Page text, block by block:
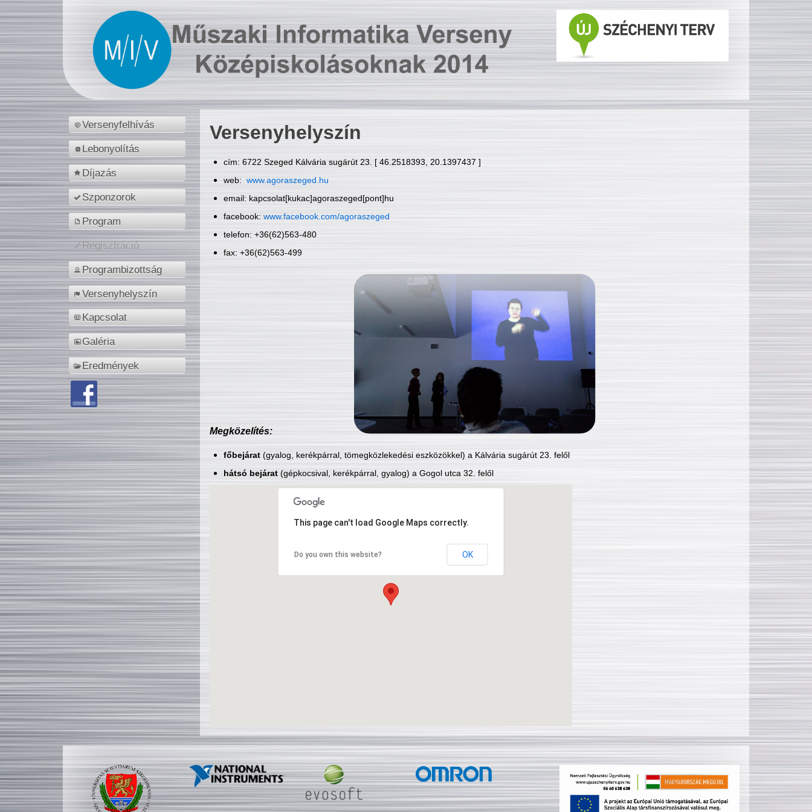
Versenyfelhívás
Lebonyolítás
Díjazás
Szponzorok
Program
Regisztráció
Programbizottság
Versenyhelyszín
Kapcsolat
Galéria
Eredmények
Versenyhelyszín
cím: 6722 Szeged Kálvária sugárút 23. [ 46.2518393, 20.1397437 ]
web: www.agoraszeged.hu
email: kapcsolat[kukac]agoraszeged[pont]hu
facebook: www.facebook.com/agoraszeged
telefon: +36(62)563-480
fax: +36(62)563-499
Megközelítés:
főbejárat(gyalog, kerékpárral, tömegközlekedési eszközökkel) a Kálvária sugárút 23. felől
hátsó bejárat(gépkocsival, kerékpárral, gyalog) a Gogol utca 32. felől
This page can't load Google Maps correctly.
Do you own this website? OK